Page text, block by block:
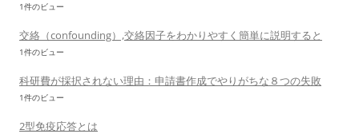
1件のビュー
交絡（confounding）,交絡因子をわかりやすく簡単に説明すると
1件のビュー
科研費が採択されない理由：申請書作成でやりがちな８つの失敗
1件のビュー
2型免疫応答とは